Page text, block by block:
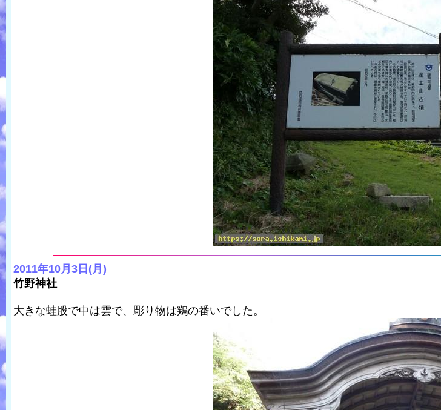
2011年10月3日(月)
竹野神社
大きな蛙股で中は雲で、彫り物は鶏の番いでした。